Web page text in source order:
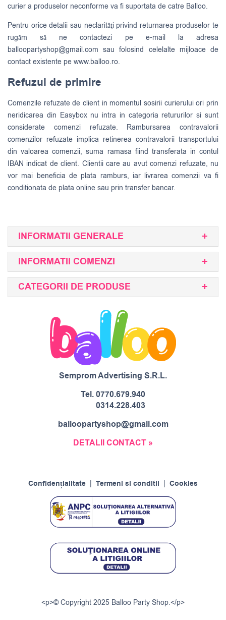
curier a produselor neconforme va fi suportata de catre Balloo.
Pentru orice detalii sau neclarităţi privind returnarea produselor te
rugăm să ne contactezi pe e-mail la adresa
balloopartyshop@gmail.com sau folosind celelalte mijloace de
contact existente pe www.balloo.ro.
Refuzul de primire
Comenzile refuzate de client in momentul sosirii curierului ori prin
neridicarea din Easybox nu intra in categoria retururilor si sunt
considerate comenzi refuzate. Rambursarea contravalorii
comenzilor refuzate implica retinerea contravalorii transportului
din valoarea comenzii, suma ramasa fiind transferata in contul
IBAN indicat de client. Clientii care au avut comenzi refuzate, nu
vor mai beneficia de plata ramburs, iar livrarea comenzii va fi
conditionata de plata online sau prin transfer bancar.
INFORMATII GENERALE
INFORMATII COMENZI
CATEGORII DE PRODUSE
Semprom Advertising S.R.L.
Tel.0770.679.940
0314.228.403
balloopartyshop@gmail.com
DETALII CONTACT »
Confidențialitate Termeni si conditii Cookies
<p>© Copyright 2025 Balloo Party Shop.</p>